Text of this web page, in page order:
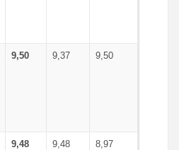
9,50 9,37 9,50
9,48 9,48 8,97